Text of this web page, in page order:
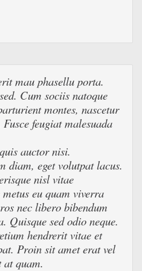
mau phasellu porta.
Cum sociis natoque
montes, nascetur
feugiat malesuada
auctor nisi.
diam, eget volutpat lacus.
nisl vitae
eu quam viverra
nec libero bibendum
Quisque sed odio neque.
hendrerit vitae et
Proin sit amet erat vel
at quam.